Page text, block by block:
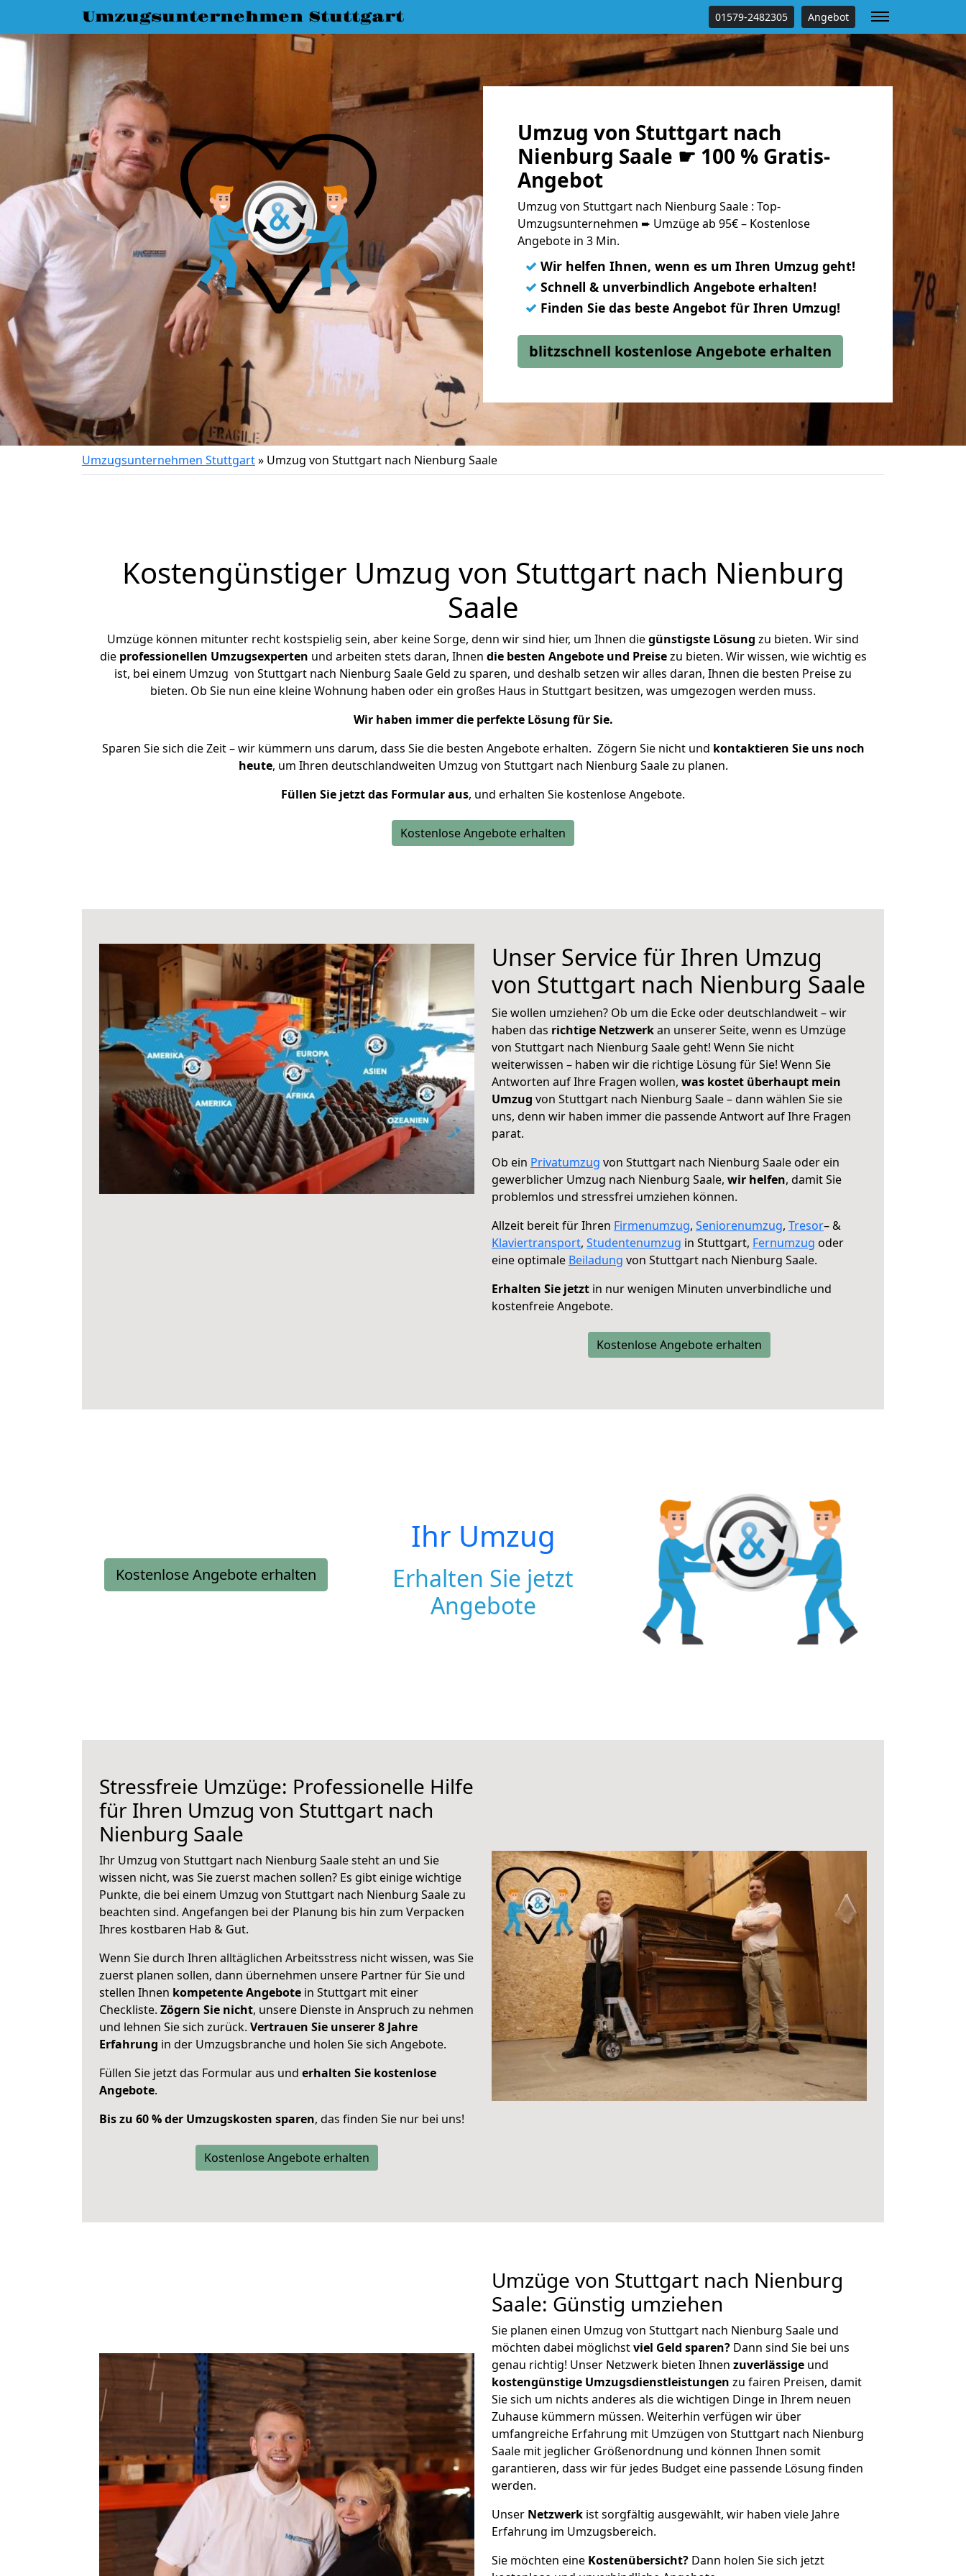
Umzugsunternehmen Stuttgart 01579-2482305 Angebot
Umzug von Stuttgart nach
Nienburg Saale ☛ 100 % Gratis-
Angebot
Umzug von Stuttgart nach Nienburg Saale : Top-
Umzugsunternehmen ➨ Umzüge ab 95€ – Kostenlose
Angebote in 3 Min.
✓ Wir helfen Ihnen, wenn es um Ihren Umzug geht!
✓ Schnell & unverbindlich Angebote erhalten!
✓ Finden Sie das beste Angebot für Ihren Umzug!
blitzschnell kostenlose Angebote erhalten
Umzugsunternehmen Stuttgart» Umzug von Stuttgart nach Nienburg Saale
Kostengünstiger Umzug von Stuttgart nach Nienburg
Saale
Umzüge können mitunter recht kostspielig sein, aber keine Sorge, denn wir sind hier, um Ihnen diegünstigste Lösung zu bieten. Wir sind
die professionellen Umzugsexperten und arbeiten stets daran, Ihnen die besten Angebote und Preisezu bieten. Wir wissen, wie wichtig es
ist, bei einem Umzug von Stuttgart nach Nienburg Saale Geld zu sparen, und deshalb setzen wir alles daran, Ihnen die besten Preise zu
bieten. Ob Sie nun eine kleine Wohnung haben oder ein großes Haus in Stuttgart besitzen, was umgezogen werden muss.
Wir haben immer die perfekte Lösung für Sie.
Sparen Sie sich die Zeit – wir kümmern uns darum, dass Sie die besten Angebote erhalten. Zögern Sie nicht und kontaktieren Sie uns noch
heute, um Ihren deutschlandweiten Umzug von Stuttgart nach Nienburg Saale zu planen.
Füllen Sie jetzt das Formular aus, und erhalten Sie kostenlose Angebote.
Kostenlose Angebote erhalten
Unser Service für Ihren Umzug
von Stuttgart nach Nienburg Saale
Sie wollen umziehen? Ob um die Ecke oder deutschlandweit – wir
haben das richtige Netzwerkan unserer Seite, wenn es Umzüge
von Stuttgart nach Nienburg Saale geht! Wenn Sie nicht
weiterwissen – haben wir die richtige Lösung für Sie! Wenn Sie
Antworten auf Ihre Fragen wollen, was kostet überhaupt mein
Umzug von Stuttgart nach Nienburg Saale – dann wählen Sie sie
uns, denn wir haben immer die passende Antwort auf Ihre Fragen
parat.
Ob ein Privatumzug von Stuttgart nach Nienburg Saale oder ein
gewerblicher Umzug nach Nienburg Saale, wir helfen, damit Sie
problemlos und stressfrei umziehen können.
Allzeit bereit für Ihren Firmenumzug, Seniorenumzug, Tresor– &
Klaviertransport, Studentenumzug in Stuttgart, Fernumzug oder
eine optimale Beiladung von Stuttgart nach Nienburg Saale.
Erhalten Sie jetzt in nur wenigen Minuten unverbindliche und
kostenfreie Angebote.
Kostenlose Angebote erhalten
Kostenlose Angebote erhalten
Ihr Umzug
Erhalten Sie jetzt
Angebote
Stressfreie Umzüge: Professionelle Hilfe
für Ihren Umzug von Stuttgart nach
Nienburg Saale
Ihr Umzug von Stuttgart nach Nienburg Saale steht an und Sie
wissen nicht, was Sie zuerst machen sollen? Es gibt einige wichtige
Punkte, die bei einem Umzug von Stuttgart nach Nienburg Saale zu
beachten sind. Angefangen bei der Planung bis hin zum Verpacken
Ihres kostbaren Hab & Gut.
Wenn Sie durch Ihren alltäglichen Arbeitsstress nicht wissen, was Sie
zuerst planen sollen, dann übernehmen unsere Partner für Sie und
stellen Ihnen kompetente Angebote in Stuttgart mit einer
Checkliste. Zögern Sie nicht, unsere Dienste in Anspruch zu nehmen
und lehnen Sie sich zurück. Vertrauen Sie unserer 8 Jahre
Erfahrung in der Umzugsbranche und holen Sie sich Angebote.
Füllen Sie jetzt das Formular aus und erhalten Sie kostenlose
Angebote.
Bis zu 60 % der Umzugskosten sparen, das finden Sie nur bei uns!
Kostenlose Angebote erhalten
Umzüge von Stuttgart nach Nienburg
Saale: Günstig umziehen
Sie planen einen Umzug von Stuttgart nach Nienburg Saale und
möchten dabei möglichstviel Geld sparen? Dann sind Sie bei uns
genau richtig! Unser Netzwerk bieten Ihnen zuverlässige und
kostengünstige Umzugsdienstleistungen zu fairen Preisen, damit
Sie sich um nichts anderes als die wichtigen Dinge in Ihrem neuen
Zuhause kümmern müssen. Weiterhin verfügen wir über
umfangreiche Erfahrung mit Umzügen von Stuttgart nach Nienburg
Saale mit jeglicher Größenordnung und können Ihnen somit
garantieren, dass wir für jedes Budget eine passende Lösung finden
werden.
Unser Netzwerk ist sorgfältig ausgewählt, wir haben viele Jahre
Erfahrung im Umzugsbereich.
Sie möchten eine Kostenübersicht? Dann holen Sie sich jetzt